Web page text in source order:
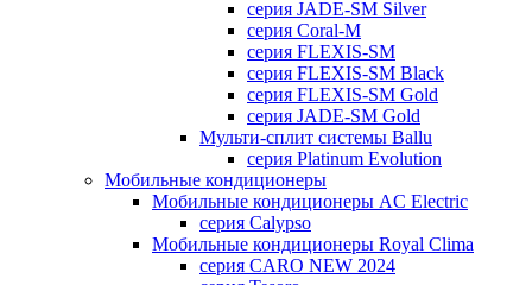
серия JADE-SM Silver
серия Coral-M
серия FLEXIS-SM
серия FLEXIS-SM Black
серия FLEXIS-SM Gold
серия JADE-SM Gold
Мульти-сплит системы Ballu
серия Platinum Evolution
Мобильные кондиционеры
Мобильные кондиционеры AC Electric
серия Calypso
Мобильные кондиционеры Royal Clima
серия CARO NEW 2024